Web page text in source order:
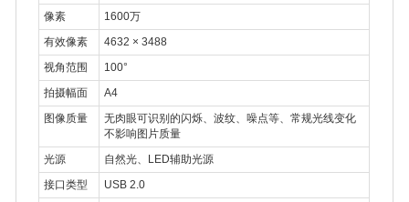
像素
1600万
有效像素
4632 × 3488
视角范围
100°
拍摄幅面
A4
图像质量
无肉眼可识别的闪烁、波纹、噪点等、常规光线变化
不影响图片质量
光源
自然光、LED辅助光源
接口类型
USB 2.0